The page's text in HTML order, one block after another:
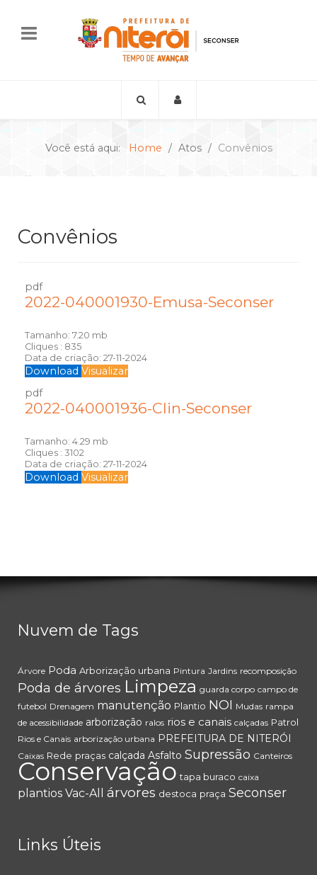
Você está aqui: Home Atos Convênios
Convênios
pdf
2022-040001930-Emusa-Seconser
Tamanho: 7.20 mb
Cliques : 835
Data de criação: 27-11-2024
Download Visualizar
pdf
2022-040001936-Clin-Seconser
Tamanho: 4.29 mb
Cliques : 3102
Data de criação: 27-11-2024
Download Visualizar
Nuvem de Tags
Árvore Poda Arborização urbana Pintura Jardins recomposição
Poda de árvores Limpeza guarda corpo campo de
futebol Drenagem manutenção Plantio NOI Mudas rampa
de acessibilidade arborização ralos rios e canais calçadas Patrol
Rios e Canais arborização urbana PREFEITURA DE NITERÓI
Caixas Rede praças calçada Asfalto Supressão Canteiros
Conservação tapa buraco caixa
plantios Vac-All árvores destoca praça Seconser
Links Úteis